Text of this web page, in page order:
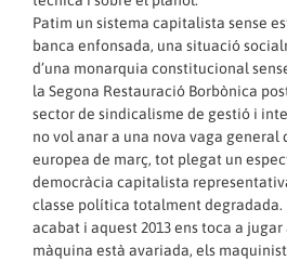
Patim un sistema capitalista sense
banca enfonsada, una situació
d’una monarquia constitucional
la Segona Restauració Borbònica
sector de sindicalisme de gestió i
no vol anar a una nova vaga general
europea de març, tot plegat un
democràcia capitalista
classe política totalment degradada.
acabat i aquest 2013 ens toca a
màquina està avariada, els